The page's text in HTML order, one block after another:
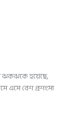
ঝকঝকে হয়েছে,
এসে বেশ প্রশংসা